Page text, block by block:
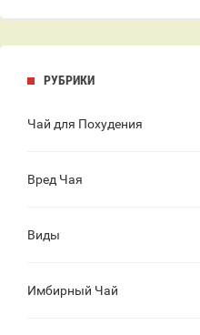
РУБРИКИ
Чай для Похудения
Вред Чая
Виды
Имбирный Чай